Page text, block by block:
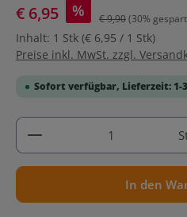
€ 6,95 % € 9,90(30%
Inhalt: 1 Stk (€ 6,95 / 1 Stk)
Preise inkl. MwSt. zzgl.
Sofort verfügbar, Lieferzeit: 1-
Produkt Anzahl: Gib den
In den